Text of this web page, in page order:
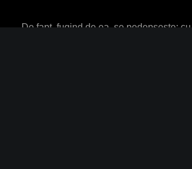
De fapt, fugind de ea, se pedepsește: